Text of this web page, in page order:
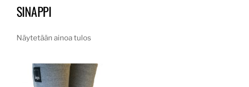
SINAPPI
Näytetään ainoa tulos